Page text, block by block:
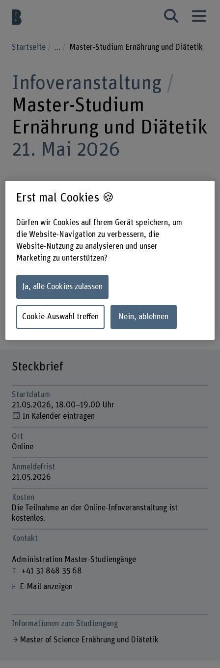
Startseite ... Master-Studium Ernährung und Diätetik
Infoveranstaltung
Master-Studium
Ernährung und Diätetik
21. Mai 2026
Sie wollen Ihre wissenschaftlichen
Kompetenzen erweitern? Die Online-
Infoveranstaltung bietet Ihnen einen
vertieften Einblick ins Master-Studium
Berufsperspektiven.
21.05.2026, 18.00–19.00 Uhr –
Online
Steckbrief
Startdatum
21.05.2026, 18.00–19.00 Uhr
In Kalender eintragen
Ort
Online
Anmeldefrist
21.05.2026
Kosten
Die Teilnahme an der Online-Infoveranstaltung ist
kostenlos.
Kontakt
Administration Master-Studiengänge
+41 31 848 35 68
E-Mail anzeigen
Informationen zum Studiengang
Master of Science Ernährung und Diätetik
Erst mal Cookies 🍪
Dürfen wir Cookies auf Ihrem Gerät speichern, um
die Website-Navigation zu verbessern, die
Website-Nutzung zu analysieren und unser
Marketing zu unterstützen?
Ja, alle Cookies zulassen
Cookie-Auswahl treffen Nein, ablehnen